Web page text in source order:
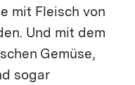
mit Fleisch von
Und mit dem
Gemüse,
sogar